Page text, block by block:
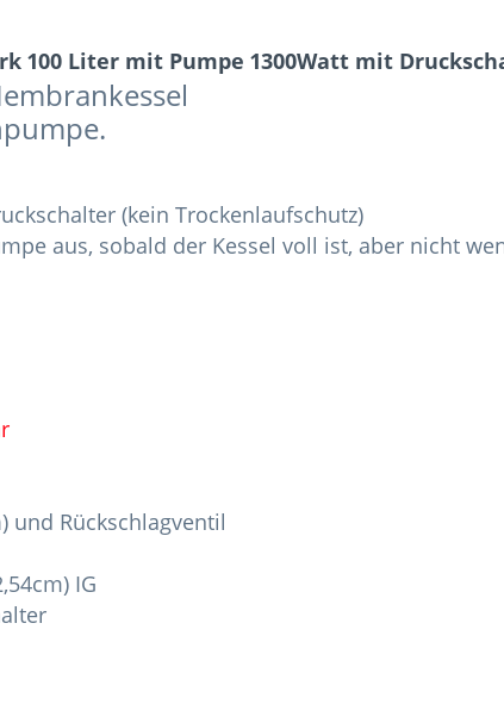
100 Liter mit Pumpe 1300Watt mit
(kein Trockenlaufschutz)
aus, sobald der Kessel voll ist, aber nicht
und Rückschlagventil
IG